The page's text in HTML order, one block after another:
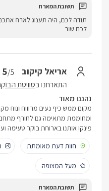
לכם שוב
אריאל קיקוב 5/5
התארחנו בסוויטת
נהננו מאוד
מקום ממש כיף נעים מרוווח ונוח
ומחוממת מתאימה גם לחורף מתחם
פינקו אותנו בארוחת בוקר טעימה
חוות דעת מאומתת
מעל המצופה